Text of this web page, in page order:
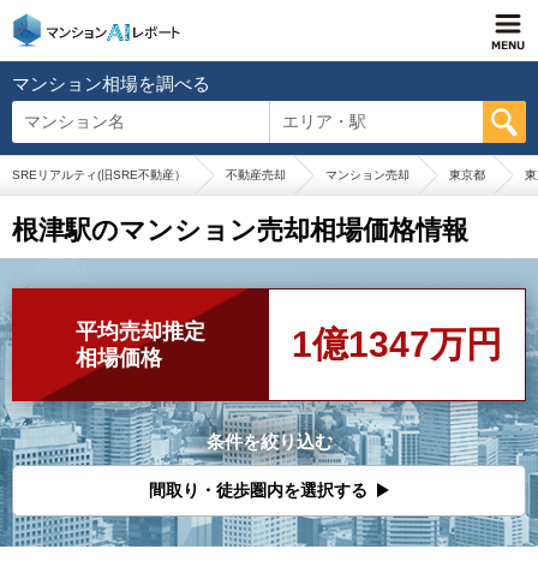
マンション相場を調べる
マンション名 エリア・駅
SREリアルティ(旧SRE不動産） 不動産売却 マンション売却 東京都
根津駅のマンション売却相場価格情報
平均売却推定
相場価格
1億1347万円
条件を絞り込む
間取り・徒歩圏内を選択する